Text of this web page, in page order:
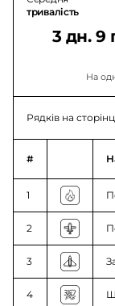
тривалість
3 дн. 9
На
Рядків на
#
1
2
3
4